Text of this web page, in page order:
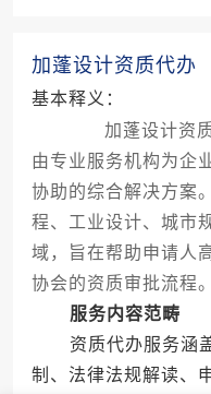
加蓬设计资质代办
基本释义：
加蓬设计资质
由专业服务机构为企
协助的综合解决方案
程、工业设计、城市
域，旨在帮助申请人
协会的资质审批流程。
服务内容范畴
资质代办服务涵盖
制、法律法规解读、